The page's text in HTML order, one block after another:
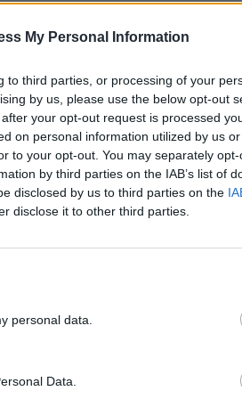
My Personal Information
to third parties, or processing of your
by us, please use the below opt-out
your opt-out request is processed
on personal information utilized by us
to your opt-out. You may separately
by third parties on the IAB’s list of
disclosed by us to third parties on the
disclose it to other third parties.
personal data.
Data.
y lo hacían en una NBA
irrepetible para alguien
juego es seguramente la
Puede anotar, generar,
la pregunta no puede
es: ¿qué impacto tiene
nombres históricos.
partidos desde
ha destacado por eso y